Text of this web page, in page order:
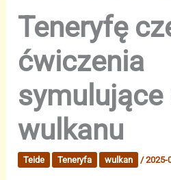
Teneryfę
ćwiczenia
symulujące
wulkanu
Teide Teneryfa wulkan /2025-